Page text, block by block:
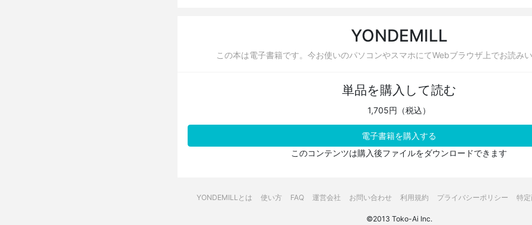
YONDEMILL
この本は電子書籍です。今お使いのパソコンやスマホにてWebブラウザ上でお読みい
単品を購入して読む
1,705円（税込）
電子書籍を購入する
このコンテンツは購入後ファイルをダウンロードできます
YONDEMILLとは 使い方 FAQ 運営会社 お問い合わせ 利用規約 プライバシーポリシー 特
©2013 Toko-Ai Inc.